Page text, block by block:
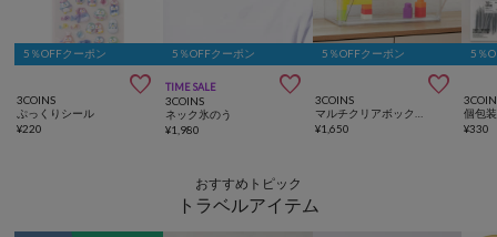
5％OFFクーポン

3COINS
ぷっくりシール
¥220
5％OFFクーポン
TIME SALE 
3COINS
ネック氷のう
¥1,980
5％OFFクーポン

3COINS
¥1,650
5％
¥330
おすすめトピック
トラベルアイテム